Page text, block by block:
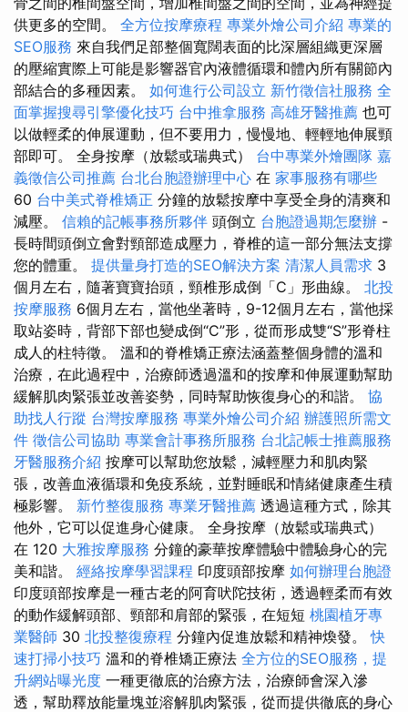
供更多的空間。 全方位按摩療程 專業外燴公司介紹 專業的
SEO服務 來自我們足部整個寬闊表面的比深層組織更深層
的壓縮實際上可能是影響器官內液體循環和體內所有關節內
部結合的多種因素。 如何進行公司設立 新竹徵信社服務 全
面掌握搜尋引擎優化技巧 台中推拿服務 高雄牙醫推薦 也可
以做輕柔的伸展運動，但不要用力，慢慢地、輕輕地伸展頸
部即可。 全身按摩（放鬆或瑞典式） 台中專業外燴團隊 嘉
義徵信公司推薦 台北台胞證辦理中心 在 家事服務有哪些
60 台中美式脊椎矯正 分鐘的放鬆按摩中享受全身的清爽和
減壓。 信賴的記帳事務所夥伴 頭倒立 台胞證過期怎麼辦 -
長時間頭倒立會對頸部造成壓力，脊椎的這一部分無法支撐
您的體重。 提供量身打造的SEO解決方案 清潔人員需求 3
個月左右，隨著寶寶抬頭，頸椎形成倒「C」形曲線。 北投
按摩服務 6個月左右，當他坐著時，9-12個月左右，當他採
取站姿時，背部下部也變成倒“C”形，從而形成雙“S”形脊柱
成人的柱特徵。 溫和的脊椎矯正療法涵蓋整個身體的溫和
治療，在此過程中，治療師透過溫和的按摩和伸展運動幫助
緩解肌肉緊張並改善姿勢，同時幫助恢復身心的和諧。 協
助找人行蹤 台灣按摩服務 專業外燴公司介紹 辦護照所需文
件 徵信公司協助 專業會計事務所服務 台北記帳士推薦服務
牙醫服務介紹 按摩可以幫助您放鬆，減輕壓力和肌肉緊
張，改善血液循環和免疫系統，並對睡眠和情緒健康產生積
極影響。 新竹整復服務 專業牙醫推薦 透過這種方式，除其
他外，它可以促進身心健康。 全身按摩（放鬆或瑞典式）
在 120 大雅按摩服務 分鐘的豪華按摩體驗中體驗身心的完
美和諧。 經絡按摩學習課程 印度頭部按摩 如何辦理台胞證
印度頭部按摩是一種古老的阿育吠陀技術，透過輕柔而有效
的動作緩解頭部、頸部和肩部的緊張，在短短 桃園植牙專
業醫師 30 北投整復療程 分鐘內促進放鬆和精神煥發。快
速打掃小技巧 溫和的脊椎矯正療法 全方位的SEO服務，提
升網站曝光度 一種更徹底的治療方法，治療師會深入滲
透，幫助釋放能量塊並溶解肌肉緊張，從而提供徹底的身心